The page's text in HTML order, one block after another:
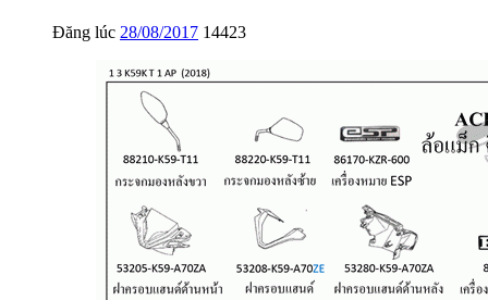
Đăng lúc 28/08/2017 14423